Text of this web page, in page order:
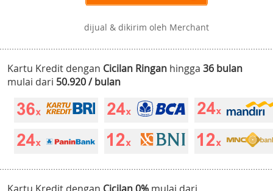
dijual & dikirim oleh Merchant
Kartu Kredit dengan Cicilan Ringan hingga 36 bulan
mulai dari 50.920 / bulan